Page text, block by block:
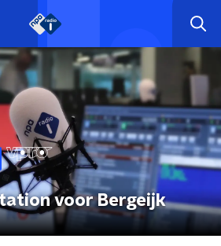
voor Bergeijk